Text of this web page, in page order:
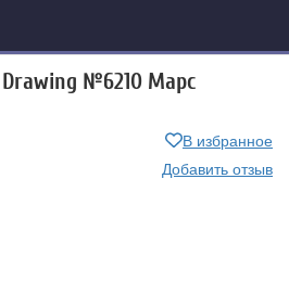
№6210 Марс
В избранное
Добавить отзыв